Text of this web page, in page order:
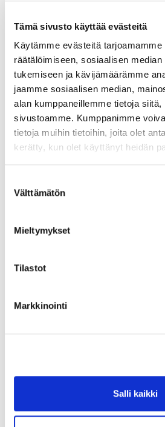
Tämä sivusto käyttää evästeitä
Käytämme evästeitä
räätälöimiseen, sosiaalisen
tukemiseen ja kävijämäärämme
jaamme sosiaalisen median,
alan kumppaneillemme tietoja
sivustoamme. Kumppanimme
tietoja muihin tietoihin, joita olet
kerätty, kun olet käyttänyt heidän
valinta
Välttämätön
Mieltymykset
Tilastot
Markkinointi
Salli kaikki
Rannekello Casio G-Shock,
50mm, pituus 23cm.
Tarjous:140 € (1)
Johtava huuto:
adalia
Hakaniemen Pantti
20.8.2026 19:01:30
Timanttisormus 2xn.0.40ct 1xn.0.80ct,